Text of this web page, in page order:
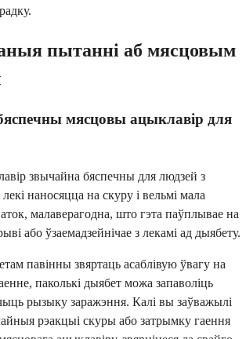
пытанні аб мясцовым
мясцовы ацыклавір для
звычайна бяспечны для людзей з
наносяцца на скуру і вельмі мала
малаверагодна, што гэта паўплывае на
або ўзаемадзейнічае з лекамі ад дыябету.
павінны звяртаць асаблівую ўвагу на
паколькі дыябет можа запаволіць
рызыку заражэння. Калі вы заўважылі
рэакцыі скуры або затрымку гаення